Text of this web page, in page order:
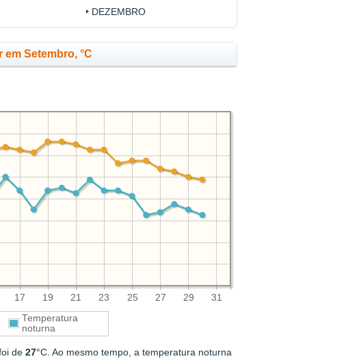
DEZEMBRO
Setembro, °C
17 19 21 23 25 27 29 31
Temperatura
noturna
de27°C. Ao mesmo tempo, a temperatura noturna